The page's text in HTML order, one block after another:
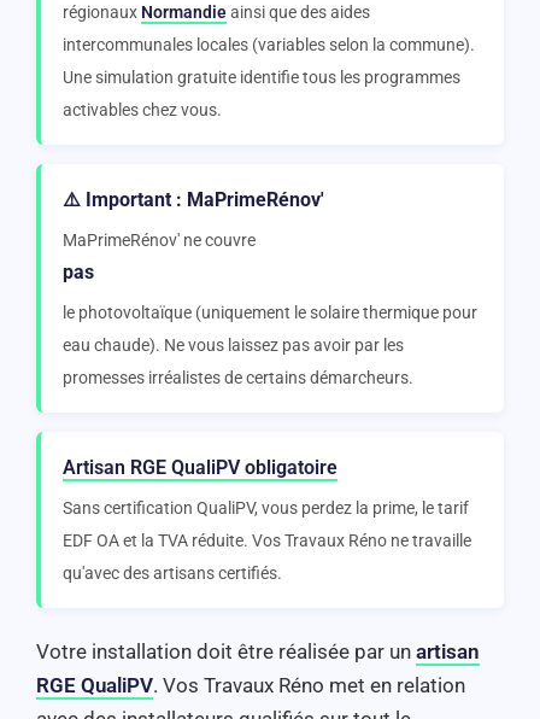
régionaux Normandieainsi que des aides
intercommunales locales (variables selon la commune).
Une simulation gratuite identifie tous les programmes
activables chez vous.
⚠️ Important : MaPrimeRénov'
MaPrimeRénov' ne couvre
pas
le photovoltaïque (uniquement le solaire thermique pour
eau chaude). Ne vous laissez pas avoir par les
promesses irréalistes de certains démarcheurs.
Artisan RGE QualiPV obligatoire
Sans certification QualiPV, vous perdez la prime, le tarif
EDF OA et la TVA réduite. Vos Travaux Réno ne travaille
qu'avec des artisans certifiés.
Votre installation doit être réalisée par un artisan
RGE QualiPV. Vos Travaux Réno met en relation